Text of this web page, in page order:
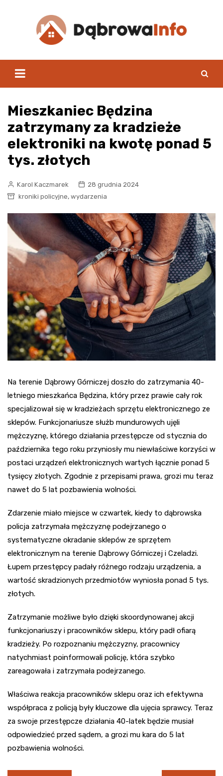
Mieszkaniec Będzina
zatrzymany za kradzieże
elektroniki na kwotę ponad 5
tys. złotych
Karol Kaczmarek
28 grudnia 2024
kroniki policyjne, wydarzenia
Na terenie Dąbrowy Górniczej doszło do zatrzymania 40-
letniego mieszkańca Będzina, który przez prawie cały rok
specjalizował się w kradzieżach sprzętu elektronicznego ze
sklepów. Funkcjonariusze służb mundurowych ujęli
mężczyznę, którego działania przestępcze od stycznia do
października tego roku przyniosły mu niewłaściwe korzyści w
postaci urządzeń elektronicznych wartych łącznie ponad 5
tysięcy złotych. Zgodnie z przepisami prawa, grozi mu teraz
nawet do 5 lat pozbawienia wolności.
Zdarzenie miało miejsce w czwartek, kiedy to dąbrowska
policja zatrzymała mężczyznę podejrzanego o
systematyczne okradanie sklepów ze sprzętem
elektronicznym na terenie Dąbrowy Górniczej i Czeladzi.
Łupem przestępcy padały różnego rodzaju urządzenia, a
wartość skradzionych przedmiotów wyniosła ponad 5 tys.
złotych.
Zatrzymanie możliwe było dzięki skoordynowanej akcji
funkcjonariuszy i pracowników sklepu, który padł ofiarą
kradzieży. Po rozpoznaniu mężczyzny, pracownicy
natychmiast poinformowali policję, która szybko
zareagowała i zatrzymała podejrzanego.
Właściwa reakcja pracowników sklepu oraz ich efektywna
współpraca z policją były kluczowe dla ujęcia sprawcy. Teraz
za swoje przestępcze działania 40-latek będzie musiał
odpowiedzieć przed sądem, a grozi mu kara do 5 lat
pozbawienia wolności.